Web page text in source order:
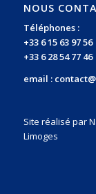
NOUS
Téléphones :
+33 6 15 63 97 56
+33 6 28 54 77 46
email :
Site réalisé par
Limoges